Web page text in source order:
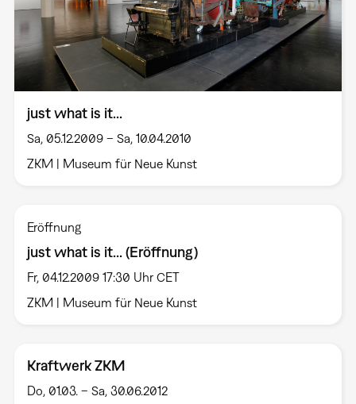
just what is it...
Sa, 05.12.2009 – Sa, 10.04.2010
ZKM | Museum für Neue Kunst
Eröffnung
just what is it... (Eröffnung)
Fr, 04.12.2009 17:30 Uhr CET
ZKM | Museum für Neue Kunst
Kraftwerk ZKM
Do, 01.03. – Sa, 30.06.2012